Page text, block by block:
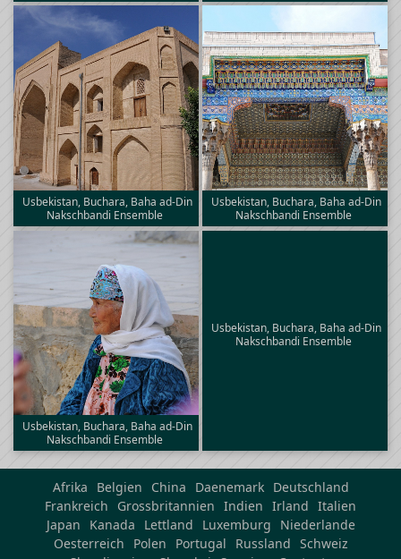
Usbekistan, Buchara, Baha ad-Din
Nakschbandi Ensemble
Usbekistan, Buchara, Baha ad-Din
Nakschbandi Ensemble
Usbekistan, Buchara, Baha ad-Din
Nakschbandi Ensemble
Usbekistan, Buchara, Baha ad-Din
Nakschbandi Ensemble
Afrika Belgien China Daenemark
Deutschland
Frankreich
Grossbritannien Indien Irland Italien
Japan
Kanada Lettland Luxemburg
Niederlande
Oesterreich
Polen Portugal Russland Schweiz